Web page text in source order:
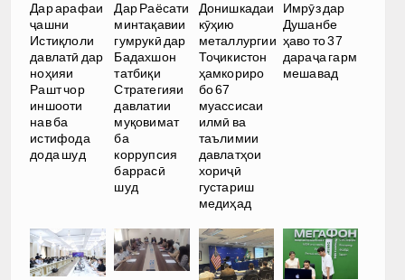
Дар арафаи
ҷашни
Истиқлоли
давлатӣ дар
ноҳияи
Рашт чор
иншооти
нав ба
истифода
дода шуд
Дар Раёсати
минтақавии
гумрукӣ дар
Бадахшон
татбиқи
Стратегияи
давлатии
муқовимат
ба
коррупсия
баррасӣ
шуд
Донишкадаи
кӯҳию
металлургии
Тоҷикистон
ҳамкориро
бо 67
муассисаи
илмӣ ва
таълимии
давлатҳои
хориҷӣ
густариш
медиҳад
Имрӯз дар
Душанбе
ҳаво то 37
дараҷа гарм
мешавад